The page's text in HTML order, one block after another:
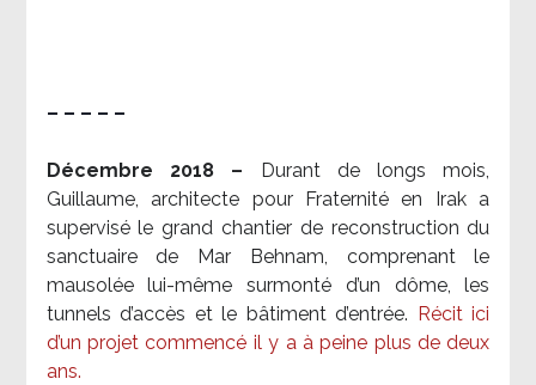
– – – – –
Décembre 2018 –
Durant de longs mois,
Guillaume, architecte pour Fraternité en Irak a
supervisé le grand chantier de reconstruction du
sanctuaire de Mar Behnam, comprenant le
mausolée lui-même surmonté d’un dôme, les
tunnels d’accès et le bâtiment d’entrée.
Récit ici
d’un projet commencé il y a à peine plus de deux
ans.